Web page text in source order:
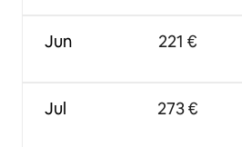
Jun
Jul
221 €
273 €